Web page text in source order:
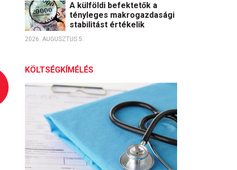
A külföldi befektetők a
tényleges makrogazdasági
stabilitást értékelik
2026. AUGUSZTUS 5.
KÖLTSÉGKÍMÉLÉS